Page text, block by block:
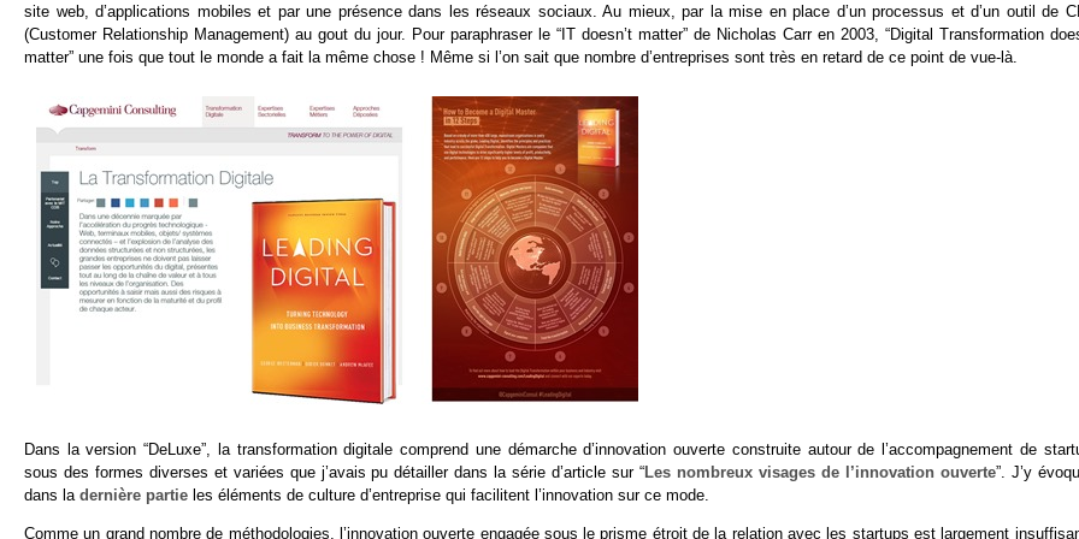
site web, d’applications mobiles et par une présence dans les réseaux sociaux. Au mieux, par la mise en place d’un processus et d’un outil de
(Customer Relationship Management) au gout du jour. Pour paraphraser le “IT doesn’t matter” de Nicholas Carr en 2003, “Digital Transformation
matter” une fois que tout le monde a fait la même chose ! Même si l’on sait que nombre d’entreprises sont très en retard de ce point de vue-là.
Dans la version “DeLuxe”, la transformation digitale comprend une démarche d’innovation ouverte construite autour de l’accompagnement de
sous des formes diverses et variées que j’avais pu détailler dans la série d’article sur “Les nombreux visages de l’innovation ouverte”. J’y
dans la dernière partie les éléments de culture d’entreprise qui facilitent l’innovation sur ce mode.
Comme un grand nombre de méthodologies, l’innovation ouverte engagée sous le prisme étroit de la relation avec les startups est largement